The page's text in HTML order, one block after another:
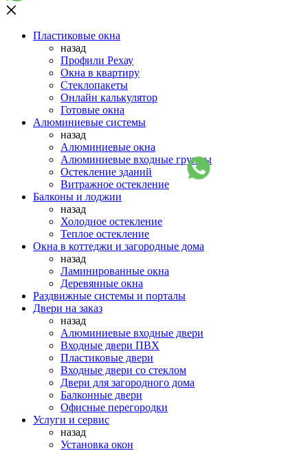
Пластиковые окна
назад
Профили Рехау
Окна в квартиру
Стеклопакеты
Онлайн калькулятор
Готовые окна
Алюминиевые системы
назад
Алюминиевые окна
Алюминиевые входные группы
Остекление зданий
Витражное остекление
Балконы и лоджии
назад
Холодное остекление
Теплое остекление
Окна в коттеджи и загородные дома
назад
Ламинированные окна
Деревянные окна
Раздвижные системы и порталы
Двери на заказ
назад
Алюминиевые входные двери
Входные двери ПВХ
Пластиковые двери
Входные двери со стеклом
Двери для загородного дома
Балконные двери
Офисные перегородки
Услуги и сервис
назад
Установка окон